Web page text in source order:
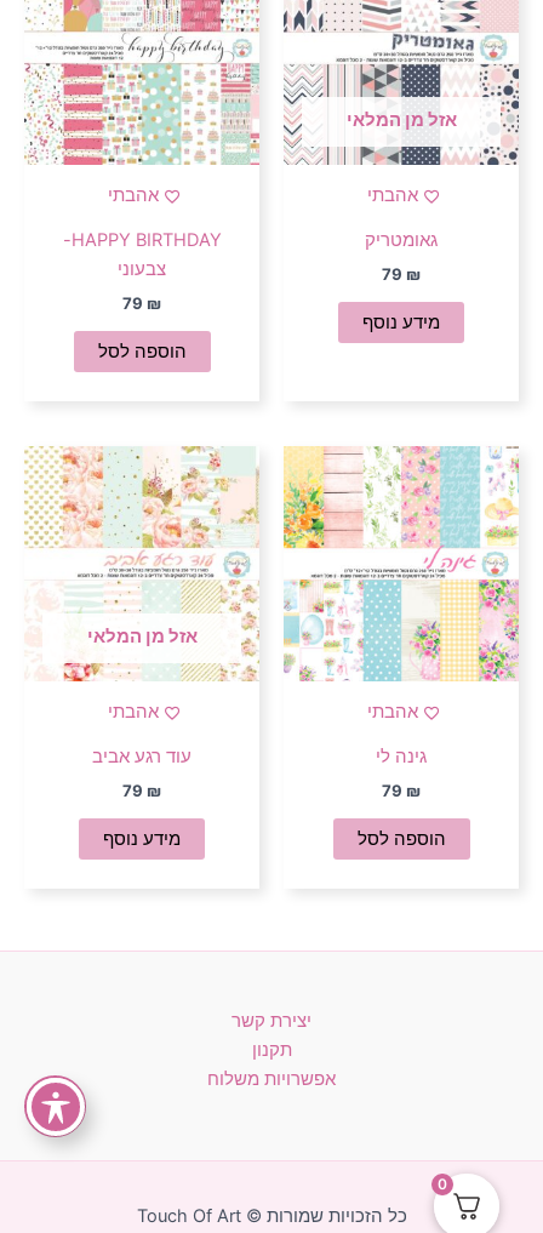
אזל מן המלאי
אהבתי
גאומטריק
79 ₪
מידע נוסף
אהבתי
HAPPY BIRTHDAY-
צבעוני
79 ₪
הוספה לסל
אהבתי
גינה לי
79 ₪
הוספה לסל
אזל מן המלאי
אהבתי
עוד רגע אביב
79 ₪
מידע נוסף
יצירת קשר
תקנון
אפשרויות משלוח
כל הזכויות שמורות © Touch Of Art
0